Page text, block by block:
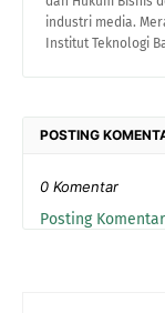
industri media.
Institut Teknologi
POSTING
0 Komentar
Posting Komentar